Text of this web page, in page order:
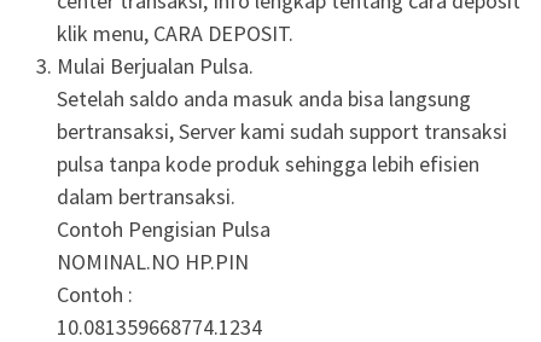
klik menu, CARA DEPOSIT.
Mulai Berjualan Pulsa.
Setelah saldo anda masuk anda bisa langsung
bertransaksi, Server kami sudah support transaksi
pulsa tanpa kode produk sehingga lebih efisien
dalam bertransaksi.
Contoh Pengisian Pulsa
NOMINAL.NO HP.PIN
Contoh :
10.081359668774.1234